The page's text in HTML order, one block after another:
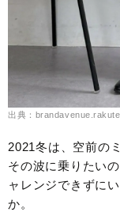
出典：
2021冬は、空前の
その波に乗りたい
ャレンジできずに
か。